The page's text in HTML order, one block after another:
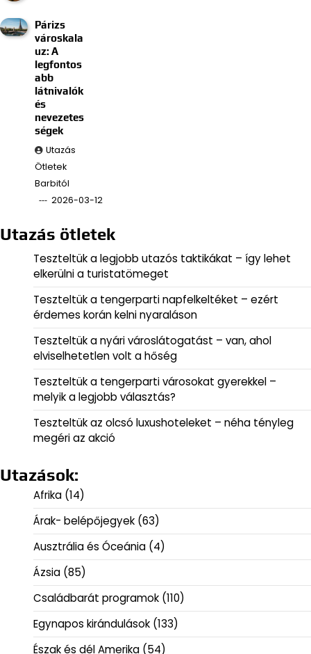
Párizs
városkala
uz: A
legfontos
abb
látnivalók
és
nevezetes
ségek
Utazás
Ötletek
Barbitól
2026-03-12
Utazás ötletek
Teszteltük a legjobb utazós taktikákat – így lehet
elkerülni a turistatömeget
Teszteltük a tengerparti napfelkeltéket – ezért
érdemes korán kelni nyaraláson
Teszteltük a nyári városlátogatást – van, ahol
elviselhetetlen volt a hőség
Teszteltük a tengerparti városokat gyerekkel –
melyik a legjobb választás?
Teszteltük az olcsó luxushoteleket – néha tényleg
megéri az akció
Utazások:
Afrika (14)
Árak- belépőjegyek (63)
Ausztrália és Óceánia (4)
Ázsia (85)
Családbarát programok (110)
Egynapos kirándulások (133)
Észak és dél Amerika (54)